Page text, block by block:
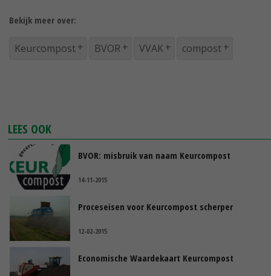
Bekijk meer over:
Keurcompost BVOR VVAK compost
LEES OOK
BVOR: misbruik van naam Keurcompost
14-11-2015
Proceseisen voor Keurcompost scherper
12-02-2015
Economische Waardekaart Keurcompost